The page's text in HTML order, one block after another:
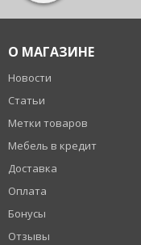
О МАГАЗИНЕ
Новости
Статьи
Метки товаров
Мебель в кредит
Доставка
Оплата
Бонусы
Отзывы